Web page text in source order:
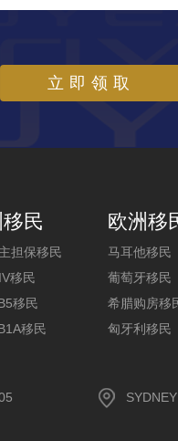
立即领取
民
担保移民
移民
移民
移民
欧洲移
马耳他移民
葡萄牙移民
希腊购房移
匈牙利移民